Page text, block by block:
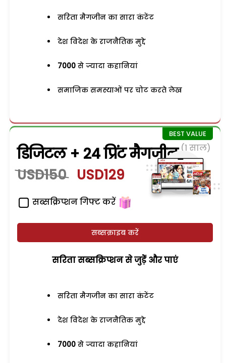
सरिता मैगजीन का सारा कंटेंट
देश विदेश के राजनैतिक मुद्दे
7000 से ज्यादा कहानियां
समाजिक समस्याओं पर चोट करते लेख
डिजिटल + 24 प्रिंट मैगजीन (1 साल)
USD150 USD129
सब्सक्रिप्शन गिफ्ट करें
सब्सक्राइब करें
सरिता सब्सक्रिप्शन से जुड़ेें और पाएं
सरिता मैगजीन का सारा कंटेंट
देश विदेश के राजनैतिक मुद्दे
7000 से ज्यादा कहानियां